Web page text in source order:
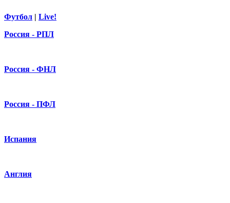
Футбол | Live!
Россия - РПЛ
Россия - ФНЛ
Россия - ПФЛ
Испания
Англия